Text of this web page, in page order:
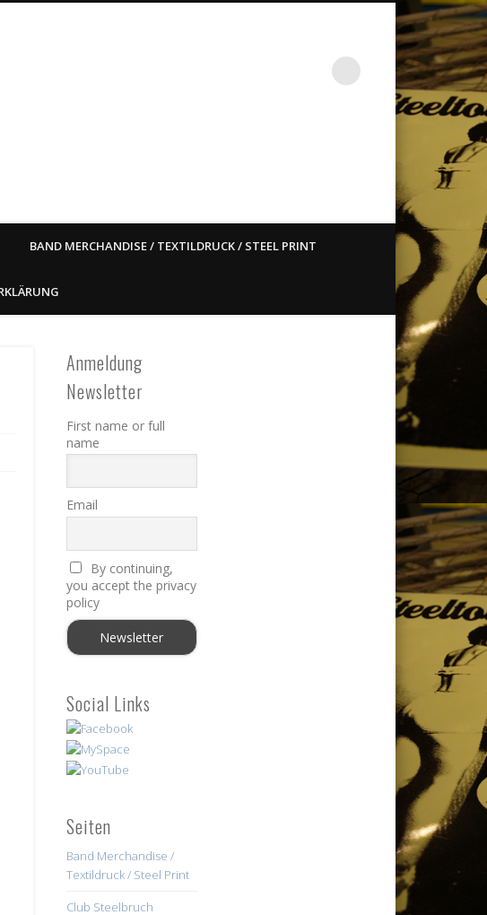
– East ain`t dead so straight
BAND MERCHANDISE / TEXTILDRUCK / STEEL PRINT
Anmeldung
Newsletter
First name or full
name
Email
By continuing,
you accept the privacy
policy
Social Links
Seiten
Band Merchandise /
Textildruck / Steel Print
Club Steelbruch